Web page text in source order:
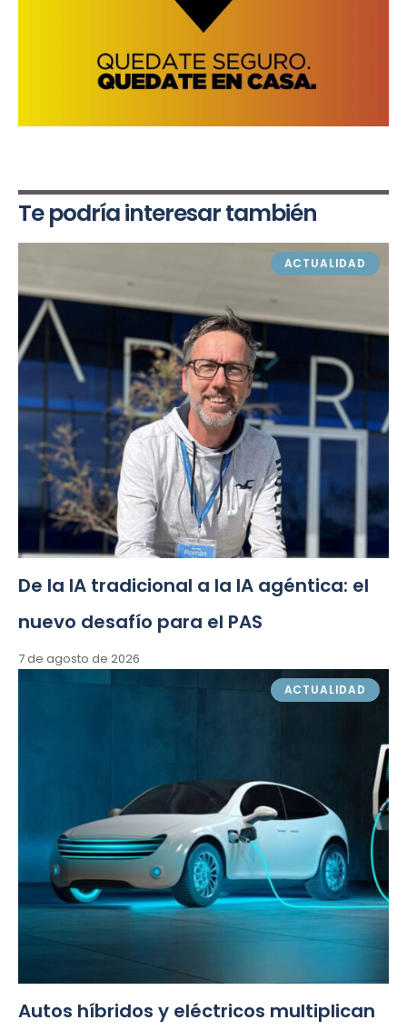
Te podría interesar también
ACTUALIDAD
De la IA tradicional a la IA agéntica: el
nuevo desafío para el PAS
7 de agosto de 2026
ACTUALIDAD
Autos híbridos y eléctricos multiplican